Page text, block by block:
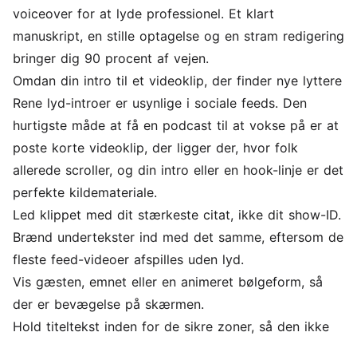
voiceover for at lyde professionel. Et klart
manuskript, en stille optagelse og en stram redigering
bringer dig 90 procent af vejen.
Omdan din intro til et videoklip, der finder nye lyttere
Rene lyd-introer er usynlige i sociale feeds. Den
hurtigste måde at få en podcast til at vokse på er at
poste korte videoklip, der ligger der, hvor folk
allerede scroller, og din intro eller en hook-linje er det
perfekte kildemateriale.
Led klippet med dit stærkeste citat, ikke dit show-ID.
Brænd undertekster ind med det samme, eftersom de
fleste feed-videoer afspilles uden lyd.
Vis gæsten, emnet eller en animeret bølgeform, så
der er bevægelse på skærmen.
Hold titeltekst inden for de sikre zoner, så den ikke